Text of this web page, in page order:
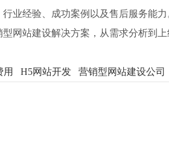
业经验、成功案例以及售后服务能
网站建设解决方案，从需求分析到上
用 H5网站开发 营销型网站建设公司